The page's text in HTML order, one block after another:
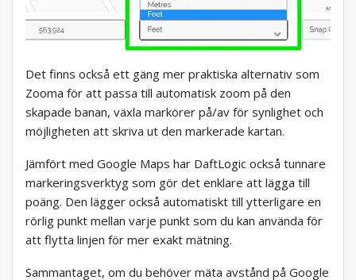
Det finns också ett gäng mer praktiska alternativ som
Zooma för att passa till automatisk zoom på den
skapade banan, växla markörer på/av för synlighet och
möjligheten att skriva ut den markerade kartan.
Jämfört med Google Maps har DaftLogic också tunnare
markeringsverktyg som gör det enklare att lägga till
poäng. Den lägger också automatiskt till ytterligare en
rörlig punkt mellan varje punkt som du kan använda för
att flytta linjen för mer exakt mätning.
Sammantaget, om du behöver mäta avstånd på Google